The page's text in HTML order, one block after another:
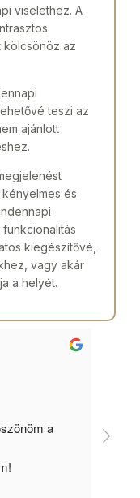
viselethez. A
kölcsönöz az
teszi az
ajánlott
és
kiegészítővé,
vagy akár
a helyét.
a